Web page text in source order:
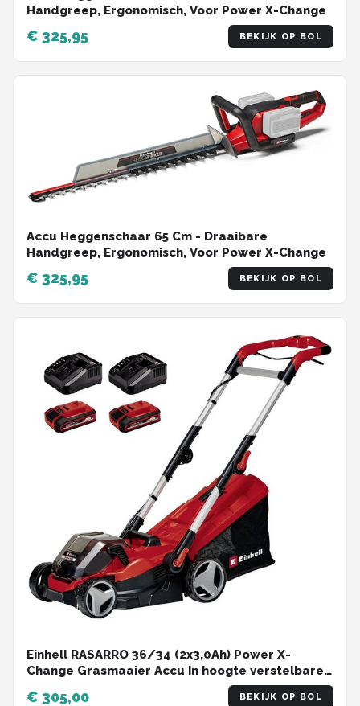
Handgreep, Ergonomisch, Voor Power X-Change
€ 325,95 BEKIJK OP BOL
Accu Heggenschaar 65 Cm - Draaibare
Handgreep, Ergonomisch, Voor Power X-Change
€ 325,95 BEKIJK OP BOL
Einhell RASARRO 36/34 (2x3,0Ah) Power X-
Change Grasmaaier Accu In hoogte verstelbare
greep met klapfunctie, Incl. 2 acc
€ 305,00 BEKIJK OP BOL